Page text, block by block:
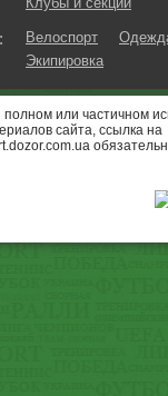
Велоспорт
Экипировка
полном или частичном
сайта, ссылка на